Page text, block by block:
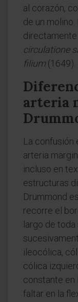
al corazón,
de un
directamente
circulatione
filium (1649).
arteria
La confusión
arteria
incluso en
estructuras
Drummond
recorre el
largo de
ileocólica,
cólica
constante en
faltar en la